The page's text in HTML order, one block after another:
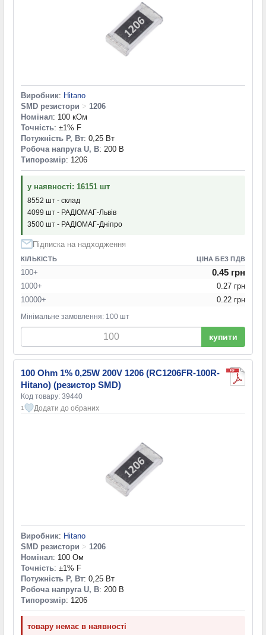
Виробник: Hitano
SMD резистори > 1206
Номінал: 100 кОм
Точність: ±1% F
Потужність P, Вт: 0,25 Вт
Робоча напруга U, В: 200 В
Типорозмір: 1206
у наявності: 16151 шт
8552 шт - склад
4099 шт - РАДІОМАГ-Львів
3500 шт - РАДІОМАГ-Дніпро
Підписка на надходження
КІЛЬКІСТЬ ЦІНА БЕЗ ПДВ
100+ 0.45 грн
1000+
0.27 грн
10000+
0.22 грн
Мінімальне замовлення: 100 шт
купити
100 Ohm 1% 0,25W 200V 1206 (RC1206FR-100R-
Hitano) (резистор SMD)
Код товару: 39440
1 Додати до обраних
Виробник: Hitano
SMD резистори > 1206
Номінал: 100 Ом
Точність: ±1% F
Потужність P, Вт: 0,25 Вт
Робоча напруга U, В: 200 В
Типорозмір: 1206
товару немає в наявності